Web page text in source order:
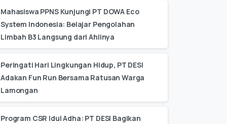
Mahasiswa PPNS Kunjungi PT DOWA Eco
System Indonesia: Belajar Pengolahan
Limbah B3 Langsung dari Ahlinya
Peringati Hari Lingkungan Hidup, PT DESI
Adakan Fun Run Bersama Ratusan Warga
Lamongan
Program CSR Idul Adha: PT DESI Bagikan